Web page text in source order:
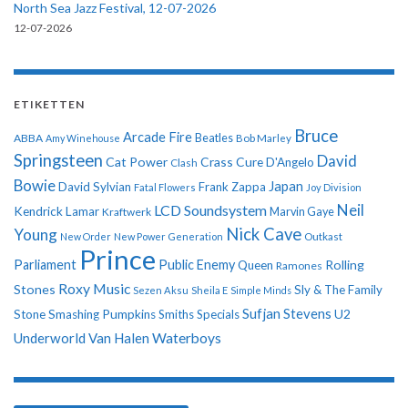
North Sea Jazz Festival, 12-07-2026
12-07-2026
ETIKETTEN
ABBA Amy Winehouse Arcade Fire Beatles Bob Marley Bruce
Springsteen Cat Power Clash Crass CureD'Angelo David
BowieDavid Sylvian Fatal Flowers Frank Zappa Japan Joy Division
Kendrick Lamar Kraftwerk LCD Soundsystem Marvin Gaye Neil
Young New Order New Power Generation Nick Cave Outkast
Parliament Prince Public EnemyQueen Ramones Rolling
Stones Roxy Music Sezen Aksu Sheila E Simple Minds Sly & The Family
StoneSmashing PumpkinsSmithsSpecialsSufjan Stevens U2
Underworld Van Halen Waterboys